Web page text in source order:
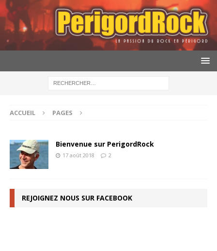
ACCUEIL PAGES
Bienvenue sur PerigordRock
17 août 2018 2
REJOIGNEZ NOUS SUR FACEBOOK